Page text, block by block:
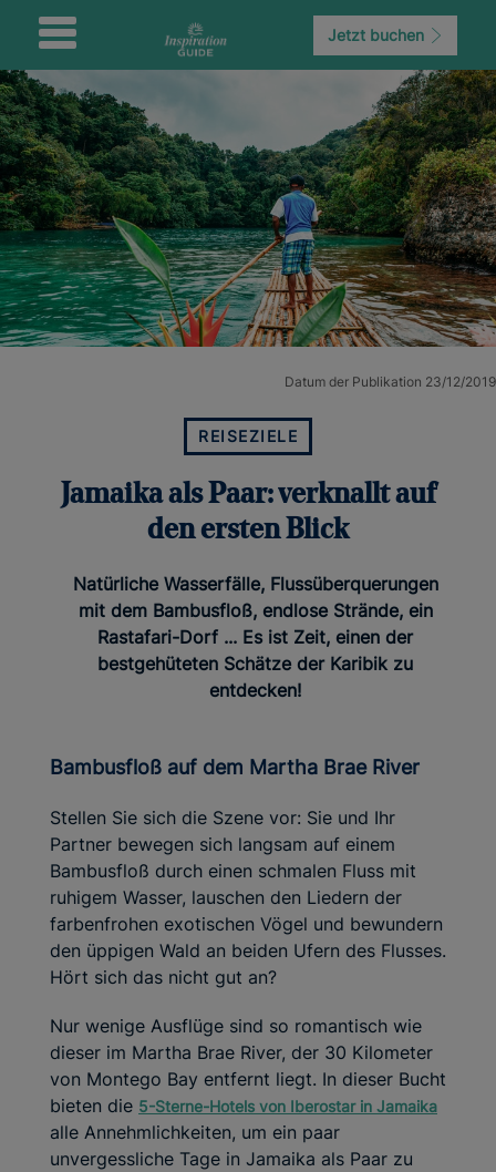
Jetzt buchen
Datum der Publikation 23/12/2019
REISEZIELE
Jamaika als Paar: verknallt auf
den ersten Blick
Natürliche Wasserfälle, Flussüberquerungen
mit dem Bambusfloß, endlose Strände, ein
Rastafari-Dorf ... Es ist Zeit, einen der
bestgehüteten Schätze der Karibik zu
entdecken!
Bambusfloß auf dem Martha Brae River
Stellen Sie sich die Szene vor: Sie und Ihr
Partner bewegen sich langsam auf einem
Bambusfloß durch einen schmalen Fluss mit
ruhigem Wasser, lauschen den Liedern der
farbenfrohen exotischen Vögel und bewundern
den üppigen Wald an beiden Ufern des Flusses.
Hört sich das nicht gut an?
Nur wenige Ausflüge sind so romantisch wie
dieser im Martha Brae River, der 30 Kilometer
von Montego Bay entfernt liegt. In dieser Bucht
bieten die 5-Sterne-Hotels von Iberostar in Jamaika
alle Annehmlichkeiten, um ein paar
unvergessliche Tage in Jamaika als Paar zu